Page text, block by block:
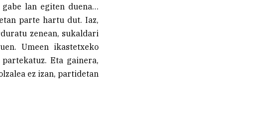
lan egiten duena…
parte hartu dut. Iaz,
zenean, sukaldari
Umeen ikastetxeko
Eta gainera,
ez izan, partidetan